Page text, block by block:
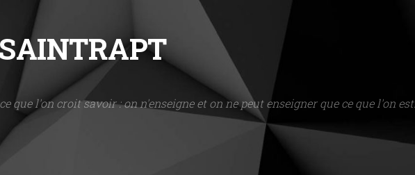
que l'on croit savoir : on n'enseigne et on ne peut enseigner que ce que l'on est.